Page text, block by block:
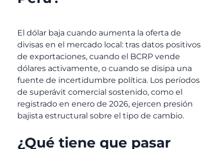
El dólar baja cuando aumenta la oferta de
divisas en el mercado local: tras datos positivos
de exportaciones, cuando el BCRP vende
dólares activamente, o cuando se disipa una
fuente de incertidumbre política. Los períodos
de superávit comercial sostenido, como el
registrado en enero de 2026, ejercen presión
bajista estructural sobre el tipo de cambio.
¿Qué tiene que pasar